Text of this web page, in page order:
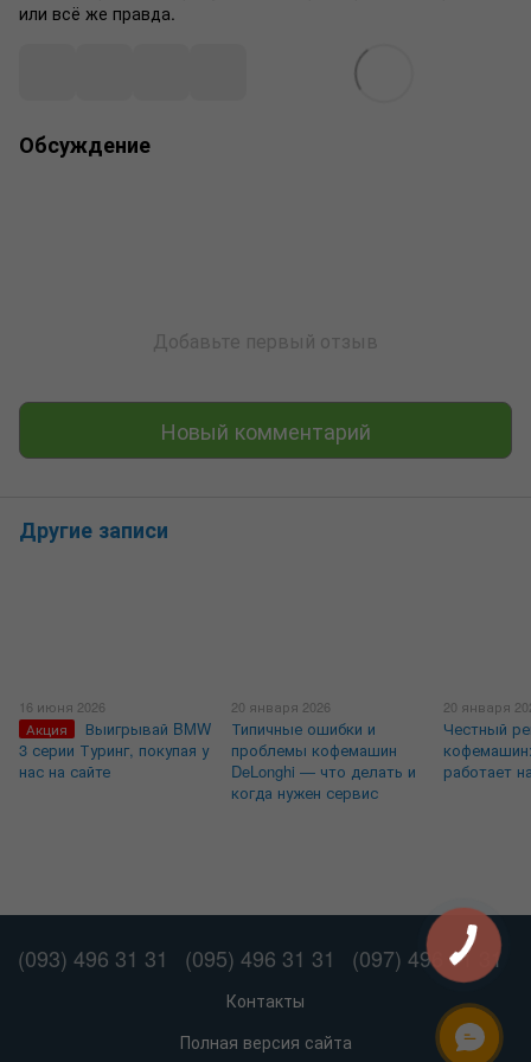
или всё же правда.
Обсуждение
Добавьте первый отзыв
Новый комментарий
Другие записи
16 июня 2026
Акция
Выигрывай BMW
3 серии Туринг, покупая у
нас на сайте
20 января 2026
Типичные ошибки и
проблемы кофемашин
DeLonghi — что делать и
когда нужен сервис
20 января
Честный
работает
(093) 496 31 31 (095) 496 31 31 (097) 496 31 31
Контакты
Полная версия сайта